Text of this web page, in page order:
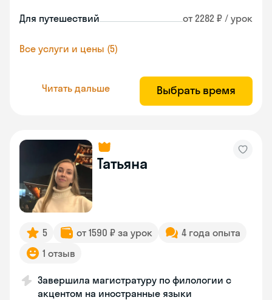
Для путешествий от 2282 ₽ / урок
Все услуги и цены (5)
Читать дальше Выбрать время
Татьяна
5 от 1590 ₽ за урок
4 года опыта
1 отзыв
Завершила магистратуру по филологии с
акцентом на иностранные языки